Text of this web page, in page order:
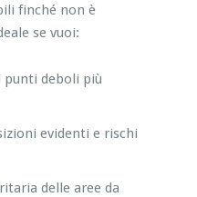
finché non è
se vuoi:
deboli più
evidenti e rischi
delle aree da